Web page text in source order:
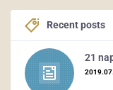
Recent posts
21